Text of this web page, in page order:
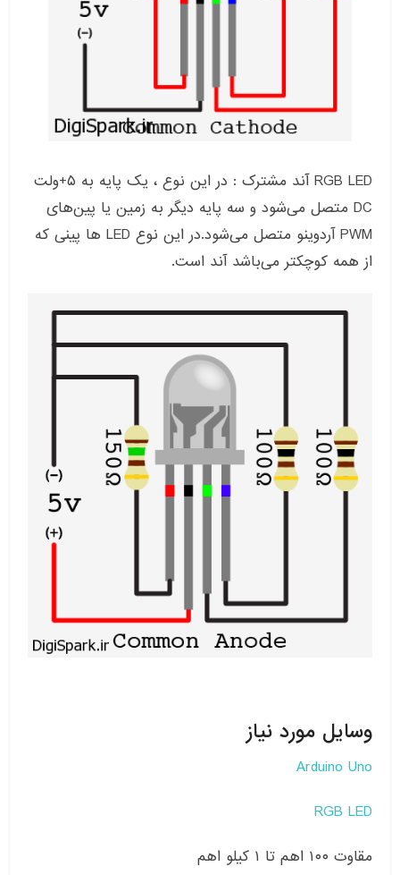
RGB LED آند مشترک : در این نوع ، یک پایه به ۵+ولت
DC متصل می‌شود و سه پایه دیگر به زمین یا پین‌های
PWM آردوینو متصل می‌شود.در این نوع LED ها پینی که
از همه کوچکتر می‌باشد آند است.
وسایل مورد نیاز
Arduino Uno
RGB LED
مقاوت ۱۰۰ اهم تا ۱ کیلو اهم